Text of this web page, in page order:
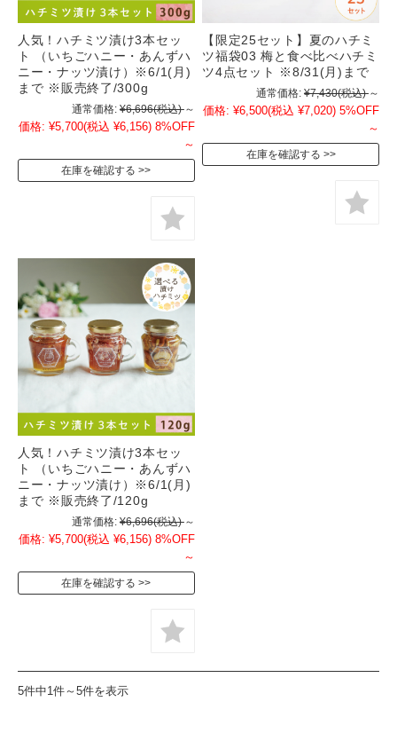
人気！ハチミツ漬け3本セッ
ト （いちごハニー・あんずハ
ニー・ナッツ漬け）※6/1(月)
まで ※販売終了/300g
通常価格: ¥6,696(税込) ～
価格: ¥5,700(税込 ¥6,156) 8%OFF
～
在庫を確認する
【限定25セット】夏のハチミ
ツ福袋03 梅と食べ比べハチミ
ツ4点セット ※8/31(月)まで
通常価格: ¥7,430(税込) ～
価格: ¥6,500(税込 ¥7,020) 5%OFF
～
在庫を確認する
人気！ハチミツ漬け3本セッ
ト （いちごハニー・あんずハ
ニー・ナッツ漬け）※6/1(月)
まで ※販売終了/120g
通常価格: ¥6,696(税込) ～
価格: ¥5,700(税込 ¥6,156) 8%OFF
～
在庫を確認する
5件中1件～5件を表示